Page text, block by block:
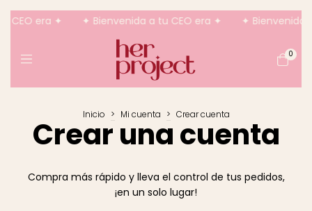
CEO era ✦ ✦ Bienvenida a tu CEO era ✦ ✦ Bienvenida
0
Inicio > Mi cuenta > Crear cuenta
Crear una cuenta
Compra más rápido y lleva el control de tus pedidos,
¡en un solo lugar!